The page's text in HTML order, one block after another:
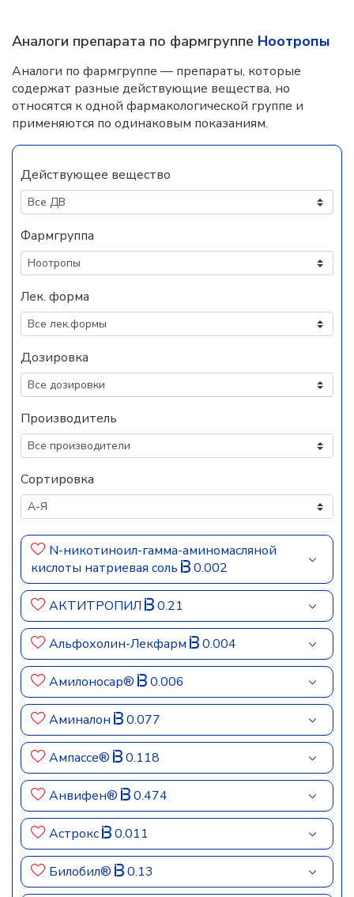
Аналоги препарата по фармгруппе Ноотропы
Аналоги по фармгруппе — препараты, которые
содержат разные действующие вещества, но
относятся к одной фармакологической группе и
применяются по одинаковым показаниям.
Действующее вещество
Фармгруппа
Лек. форма
Дозировка
Производитель
Сортировка
N-никотиноил-гамма-аминомасляной
кислоты натриевая соль
0.002
АКТИТРОПИЛ 0.21
Альфохолин-Лекфарм 0.004
Амилоносар® 0.006
Аминалон 0.077
Ампассе® 0.118
Анвифен® 0.474
Астрокс 0.011
Билобил® 0.13